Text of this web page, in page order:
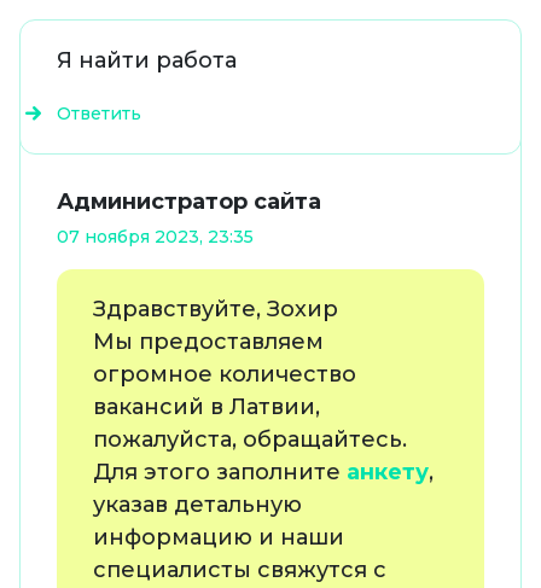
Я найти работа
Ответить
Администратор сайта
07 ноября 2023, 23:35
Здравствуйте, Зохир
Мы предоставляем
огромное количество
вакансий в Латвии,
пожалуйста, обращайтесь.
Для этого заполните анкету,
указав детальную
информацию и наши
специалисты свяжутся с